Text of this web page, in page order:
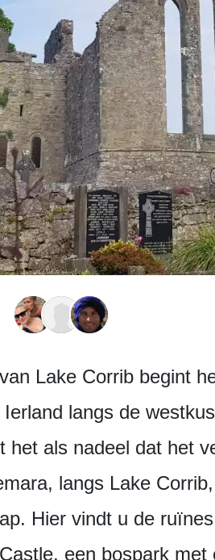
Lake Corrib begint
langs de
het als nadeel dat het
langs Lake
Hier vindt u de
een bospark